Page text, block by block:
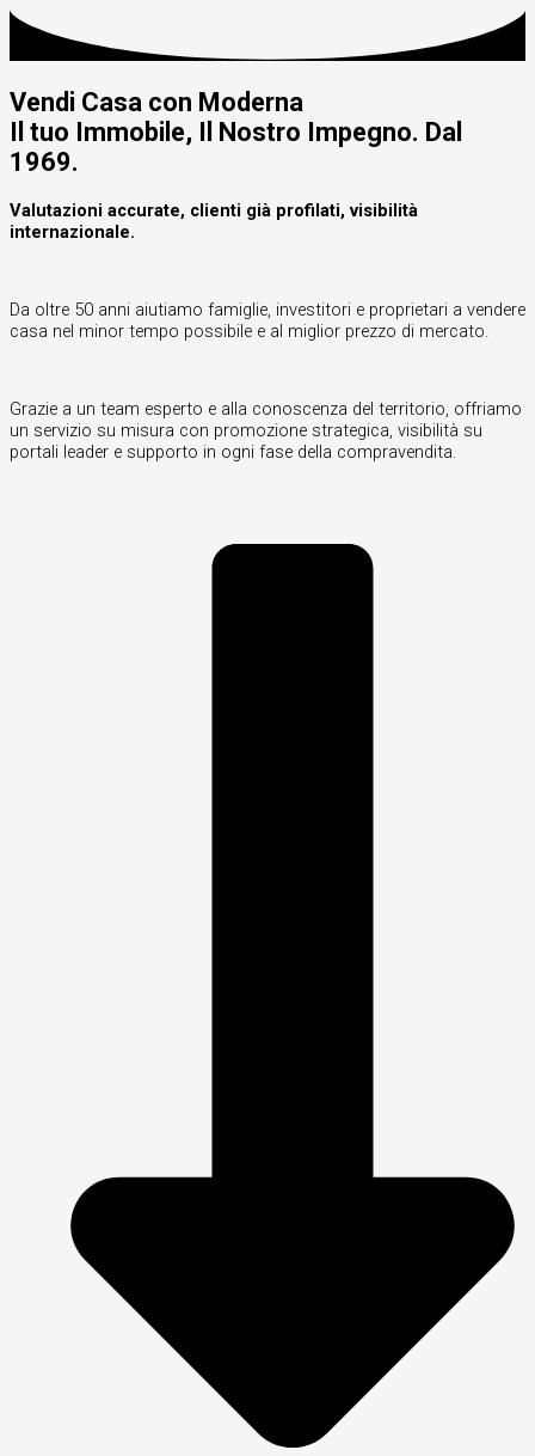
Vendi Casa con Moderna
Il tuo Immobile, Il Nostro Impegno. Dal
1969.
Valutazioni accurate, clienti già profilati, visibilità
internazionale.
Da oltre 50 anni aiutiamo famiglie, investitori e proprietari a vendere
casa nel minor tempo possibile e al miglior prezzo di mercato.
Grazie a un team esperto e alla conoscenza del territorio, offriamo
un servizio su misura con promozione strategica, visibilità su
portali leader e supporto in ogni fase della compravendita.